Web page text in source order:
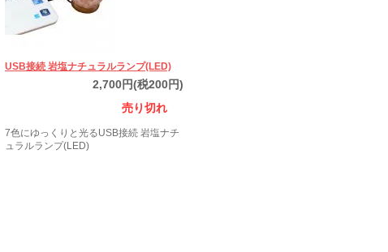
USB接続 岩塩ナチュラルランプ(LED)
2,700円(税200円)
売り切れ
7色にゆっくりと光るUSB接続 岩塩ナチ
ュラルランプ(LED)